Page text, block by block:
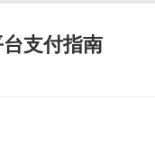
支付指南